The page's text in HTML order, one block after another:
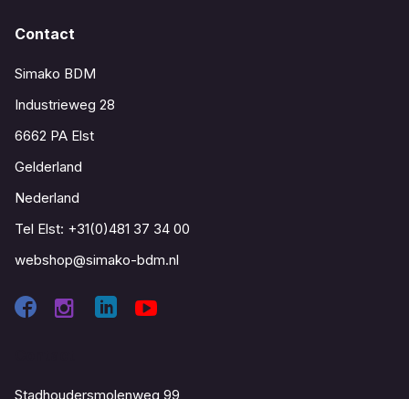
Contact
Simako BDM
Industrieweg 28
6662 PA Elst
Gelderland
Nederland
Tel Elst: +31(0)481 37 34 00
webshop@simako-bdm.nl
Stadhoudersmolenweg 99